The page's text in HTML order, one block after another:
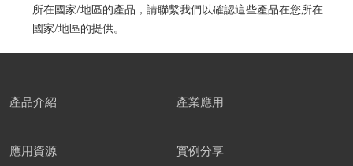
所在國家/地區的產品，請聯繫我們以確認這些產品在您所在
國家/地區的提供。
產品介紹 產業應用
應用資源 實例分享